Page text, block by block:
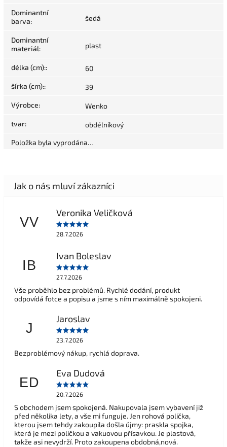
Dominantní
barva: šedá
Dominantní
materiál: plast
délka (cm):: 60
šírka (cm):: 39
Výrobce: Wenko
tvar: obdélníkový
Položka byla vyprodána…
VV
Veronika Veličková
28.7.2026
IB
Ivan Boleslav
27.7.2026
Vše proběhlo bez problémů. Rychlé dodání, produkt
odpovídá fotce a popisu a jsme s ním maximálně spokojeni.
J
Jaroslav
23.7.2026
Bezproblémový nákup, rychlá doprava.
ED
Eva Dudová
20.7.2026
S obchodem jsem spokojená. Nakupovala jsem vybavení již
před několika lety, a vše mi funguje. Jen rohová polička,
kterou jsem tehdy zakoupila došla újmy: praskla spojka,
která je mezi poličkou a vakuovou přísavkou. Je plastová,
takže asi nevydrží. Proto zakoupena obdobná,nová.